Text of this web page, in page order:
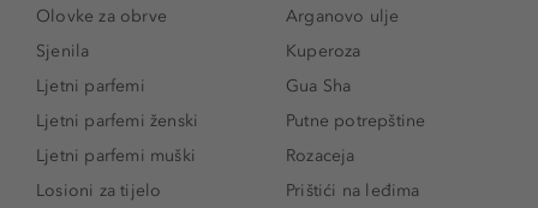
Olovke za obrve
Sjenila
Ljetni parfemi
Ljetni parfemi ženski
Ljetni parfemi muški
Losioni za tijelo
Arganovo ulje
Kuperoza
Gua Sha
Putne potrepštine
Rozaceja
Prištići na leđima